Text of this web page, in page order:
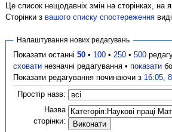
Це список нещодавніх змін на сторінках, на
Сторінки з вашого списку спостереження
Налаштування нових редагувань
Показати останні50 • 100 • 250 •500
сховати незначні редагування •показати
Показати редагування починаючи з 16:05,
Простір назв:
Назва
сторінки: